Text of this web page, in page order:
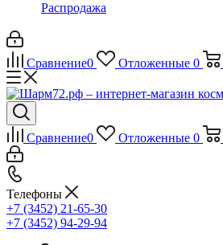
Распродажа
Сравнение0 Отложенные 0
Сравнение0 Отложенные 0
Телефоны
+7 (3452) 21-65-30
+7 (3452) 94-29-94